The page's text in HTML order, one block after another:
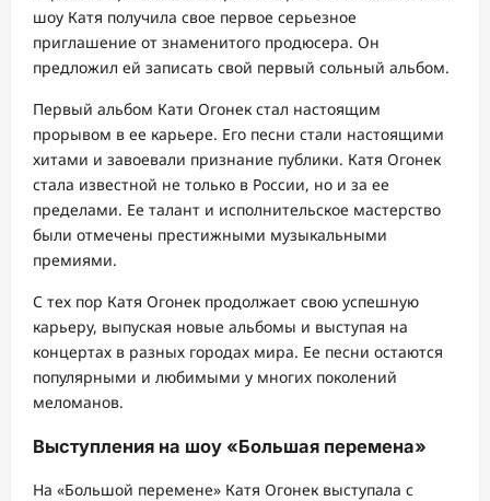
шоу Катя получила свое первое серьезное
приглашение от знаменитого продюсера. Он
предложил ей записать свой первый сольный альбом.
Первый альбом Кати Огонек стал настоящим
прорывом в ее карьере. Его песни стали настоящими
хитами и завоевали признание публики. Катя Огонек
стала известной не только в России, но и за ее
пределами. Ее талант и исполнительское мастерство
были отмечены престижными музыкальными
премиями.
С тех пор Катя Огонек продолжает свою успешную
карьеру, выпуская новые альбомы и выступая на
концертах в разных городах мира. Ее песни остаются
популярными и любимыми у многих поколений
меломанов.
Выступления на шоу «Большая перемена»
На «Большой перемене» Катя Огонек выступала с